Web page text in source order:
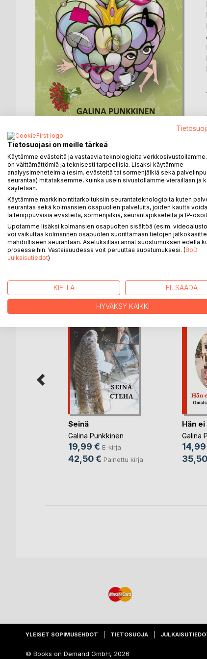
KUVAUS
Galina Punkkisen kuudenteen Suomessa
kirjoittamia suomenkielisiä tarinoita vuosien
joista ensimmäinen on käännetty espan­jaksi
heijasteleva novelli, espan­jaksi ja myös
valokuvia.
KIRJAILIJA
LISÄÄ KIRJOJA Bo
Seinä
Galina Punkkinen
19,99 € E-kirja
42,50 € Painettu kirja
Hän
Galina
YLEISET SOPIMUSEHDOT TIETOSUOJA
© Books on Demand GmbH, 2026
Tietosuojasi on meille tärkeä
Käytämme evästeitä ja vastaavia teknologioita
on välttämättömiä ja teknisesti tarpeellisia. Lisäksi käytämme
analyysimenetelmiä (esim. evästeitä tai sormenjälkiä sekä
seurantaa) mitataksemme, kuinka usein sivustollamme vieraillaan ja
käytetään.
Käytämme markkinointitarkoituksiin seurantateknologioita kuten
seurantaa sekä kolmansien osapuolien palveluita, joiden kautta
laiteriippuvaisia evästeitä, sormenjälkiä, seurantapikseleitä ja IP-
Upotamme lisäksi kolmansien osapuolten sisältöä (esim.
voi vaikuttaa kolmannen osapuolen suorittamaan tietojen
mahdolliseen seurantaan. Asetuksillasi annat suostumuksen edellä
prosesseihin. Vastaisuudessa voit peruuttaa suostumuksesi. (BoD
Julkaisutiedot)
KIELLÄ EI, SÄÄDÄ
HYVÄKSY KAIKKI